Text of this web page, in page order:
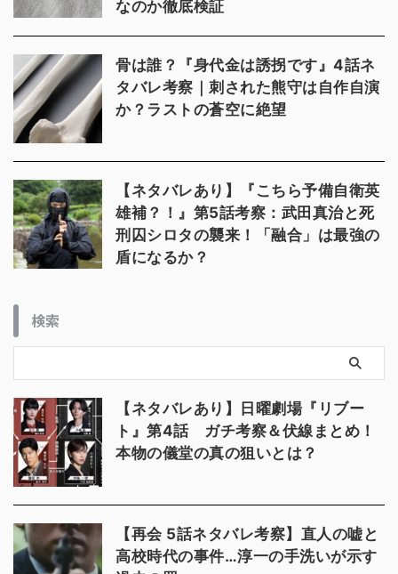
なのか徹底検証
骨は誰？『身代金は誘拐です』4話ネ
タバレ考察｜刺された熊守は自作自演
か？ラストの蒼空に絶望
【ネタバレあり】『こちら予備自衛英
雄補？！』第5話考察：武田真治と死
刑囚シロタの襲来！「融合」は最強の
盾になるか？
検索
【ネタバレあり】日曜劇場『リブー
ト』第4話 ガチ考察＆伏線まとめ！
本物の儀堂の真の狙いとは？
【再会 5話ネタバレ考察】直人の嘘と
高校時代の事件…淳一の手洗いが示す